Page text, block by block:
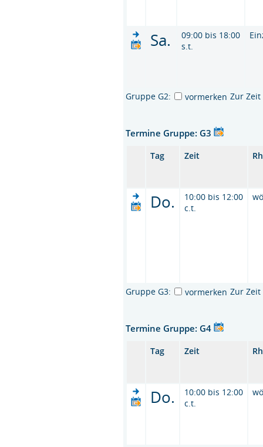
Sa.
09:00 bis 18:00
s.t.
Gruppe G2: vormerken Zur
Termine Gruppe: G3
Tag Zeit
Do.
10:00 bis 12:00
c.t.
Gruppe G3: vormerken Zur
Termine Gruppe: G4
Tag Zeit
Do.
10:00 bis 12:00
c.t.